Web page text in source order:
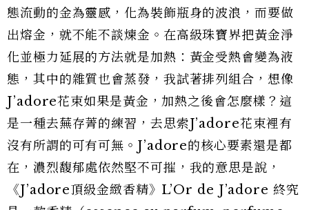
態流動的金為靈感，化為裝飾瓶身的波浪，而要做
出熔金，就不能不談煉金。在高級珠寶界把黃金淨
化並極力延展的方法就是加熱：黃金受熱會變為液
態，其中的雜質也會蒸發，我試著排列組合，想像
J’adore花束如果是黃金，加熱之後會怎麼樣？這
是一種去蕪存菁的練習，去思索J’adore花束裡有
沒有所謂的可有可無。J’adore的核心要素還是都
在，濃烈馥郁處依然堅不可摧，我的意思是說，
《J’adore頂級金緻香精》L’Or de J’adore 終究